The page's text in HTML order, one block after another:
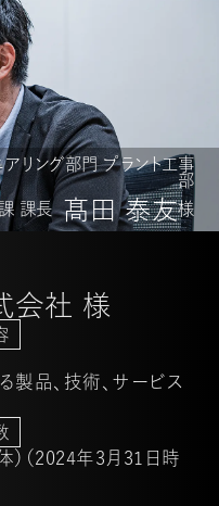
リング部門 プラント工事
部
課長 髙田 泰友様
会社 様
製品、技術、サービス
）（2024年3月31日時